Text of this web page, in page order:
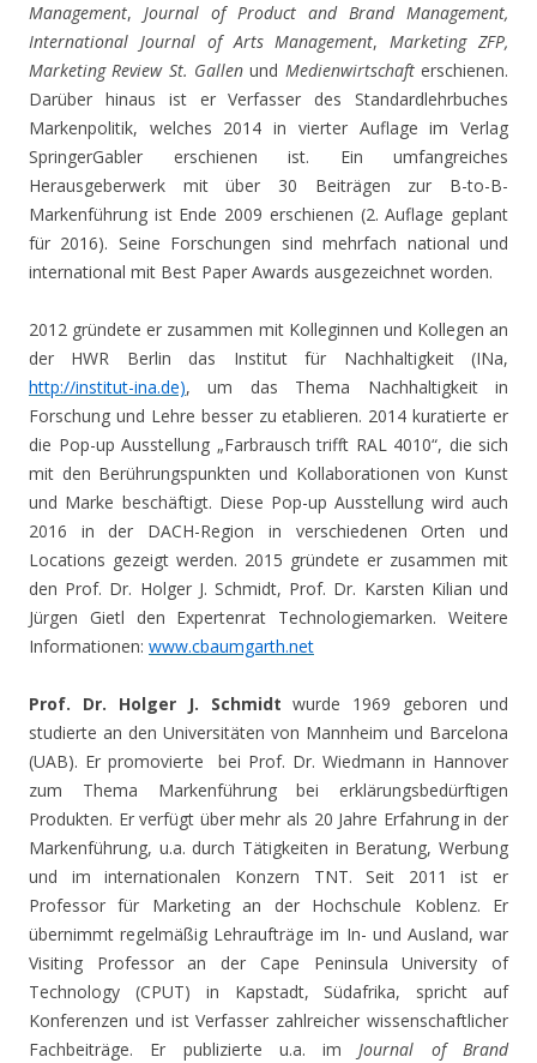
Management, Journal of Product and Brand Management,
International Journal of Arts Management,Marketing ZFP,
Marketing Review St. Gallen und Medienwirtschafterschienen.
Darüber hinaus ist er Verfasser des Standardlehrbuches
Markenpolitik, welches 2014 in vierter Auflage im Verlag
SpringerGabler erschienen ist. Ein umfangreiches
Herausgeberwerk mit über 30 Beiträgen zur B-to-B-
Markenführung ist Ende 2009 erschienen (2. Auflage geplant
für 2016). Seine Forschungen sind mehrfach national und
international mit Best Paper Awards ausgezeichnet worden.
2012 gründete er zusammen mit Kolleginnen und Kollegen an
der HWR Berlin das Institut für Nachhaltigkeit (INa,
http://institut-ina.de), um das Thema Nachhaltigkeit in
Forschung und Lehre besser zu etablieren. 2014 kuratierte er
die Pop-up Ausstellung „Farbrausch trifft RAL 4010“, die sich
mit den Berührungspunkten und Kollaborationen von Kunst
und Marke beschäftigt. Diese Pop-up Ausstellung wird auch
2016 in der DACH-Region in verschiedenen Orten und
Locations gezeigt werden. 2015 gründete er zusammen mit
den Prof. Dr. Holger J. Schmidt, Prof. Dr. Karsten Kilian und
Jürgen Gietl den Expertenrat Technologiemarken. Weitere
Informationen: www.cbaumgarth.net
Prof. Dr. Holger J. Schmidt wurde 1969 geboren und
studierte an den Universitäten von Mannheim und Barcelona
(UAB). Er promovierte bei Prof. Dr. Wiedmann in Hannover
zum Thema Markenführung bei erklärungsbedürftigen
Produkten. Er verfügt über mehr als 20 Jahre Erfahrung in der
Markenführung, u.a. durch Tätigkeiten in Beratung, Werbung
und im internationalen Konzern TNT. Seit 2011 ist er
Professor für Marketing an der Hochschule Koblenz. Er
übernimmt regelmäßig Lehraufträge im In- und Ausland, war
Visiting Professor an der Cape Peninsula University of
Technology (CPUT) in Kapstadt, Südafrika, spricht auf
Konferenzen und ist Verfasser zahlreicher wissenschaftlicher
Fachbeiträge. Er publizierte u.a. imJournal of Brand